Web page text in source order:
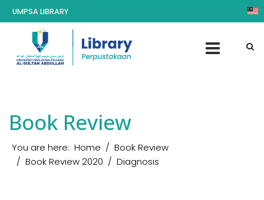
UMPSA LIBRARY
Book Review
You are here: Home
Book Review
Book Review 2020
Diagnosis